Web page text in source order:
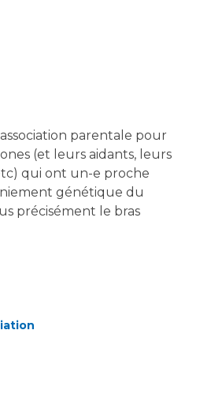
parentale pour
(et leurs aidants, leurs
qui ont un-e proche
génétique du
précisément le bras